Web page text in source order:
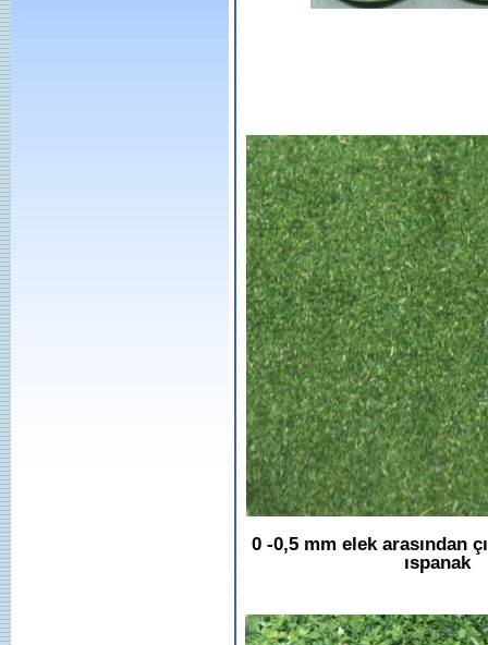
0 -0,5 mm elek arasından
ıspanak